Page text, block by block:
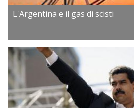
L'Argentina e il gas di scisti